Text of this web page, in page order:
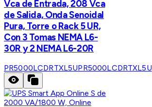
Vca de Entrada, 208 Vca
de Salida, Onda Senoidal
Pura, Torre o Rack 5 UR,
Con 3 Tomas NEMA L6-
30R y 2 NEMA L6-20R
PR5000LCDRTXL5UPR5000LCDRTXL5U